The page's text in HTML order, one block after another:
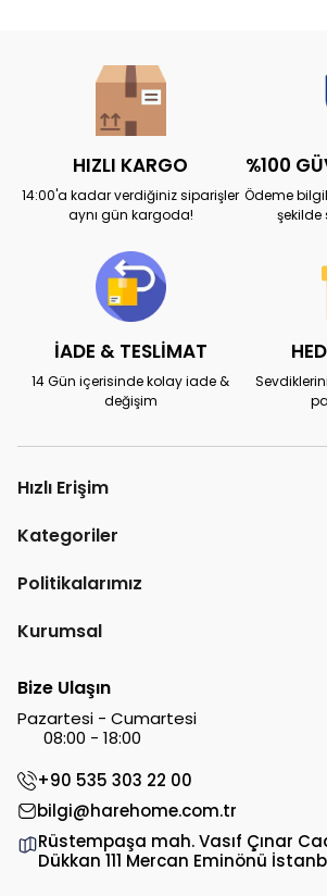
HIZLI KARGO
14:00'a kadar verdiğiniz siparişler
aynı gün kargoda!
%100
Ödeme
şekilde
İADE & TESLİMAT
14 Gün içerisinde kolay iade &
değişim
Hızlı Erişim
Kategoriler
Politikalarımız
Kurumsal
Bize Ulaşın
Pazartesi - Cumartesi
08:00 - 18:00
+90 535 303 22 00
bilgi@harehome.com.tr
Rüstempaşa mah. Vasıf Çınar
Dükkan 111 Mercan Eminönü